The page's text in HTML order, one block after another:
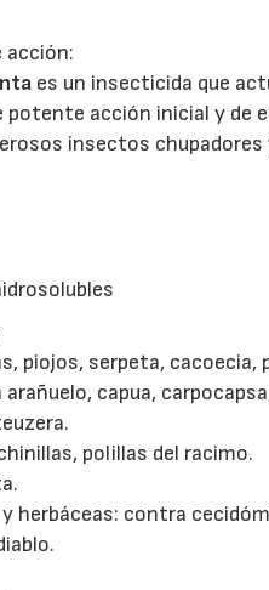
acción:
es un insecticida que
potente acción inicial y de
insectos
piojos, serpeta, cacoecia,
capua,
polillas del racimo.
herbáceas: contra